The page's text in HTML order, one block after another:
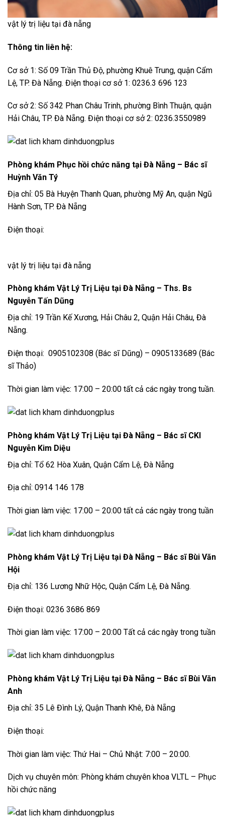
vật lý trị liệu tại đà nẵng
Thông tin liên hệ:
Cơ sở 1: Số 09 Trần Thủ Độ, phường Khuê Trung, quận Cẩm
Lệ, TP. Đà Nẵng. Điện thoại cơ sở 1: 0236.3 696 123
Cơ sở 2: Số 342 Phan Châu Trinh, phường Bình Thuận, quận
Hải Châu, TP. Đà Nẵng. Điện thoại cơ sở 2: 0236.3550989
Phòng khám Phục hồi chức năng tại Đà Nẵng – Bác sĩ
Huỳnh Văn Tý
Địa chỉ: 05 Bà Huyện Thanh Quan, phường Mỹ An, quận Ngũ
Hành Sơn, TP. Đà Nẵng
Điện thoại:
vật lý trị liệu tại đà nẵng
Phòng khám Vật Lý Trị Liệu tại Đà Nẵng – Ths. Bs
Nguyễn Tấn Dũng
Địa chỉ: 19 Trần Kế Xương, Hải Châu 2, Quận Hải Châu, Đà
Nẵng.
Điện thoại: 0905102308 (Bác sĩ Dũng) – 0905133689 (Bác
sĩ Thảo)
Thời gian làm việc: 17:00 – 20:00 tất cả các ngày trong tuần.
Phòng khám Vật Lý Trị Liệu tại Đà Nẵng – Bác sĩ CKI
Nguyễn Kim Diệu
Địa chỉ: Tổ 62 Hòa Xuân, Quận Cẩm Lệ, Đà Nẵng
Địa chỉ: 0914 146 178
Thời gian làm việc: 17:00 – 20:00 tất cả các ngày trong tuần
Phòng khám Vật Lý Trị Liệu tại Đà Nẵng – Bác sĩ Bùi Văn
Hội
Địa chỉ: 136 Lương Nhữ Hộc, Quận Cẩm Lệ, Đà Nẵng.
Điện thoại: 0236 3686 869
Thời gian làm việc: 17:00 – 20:00 Tất cả các ngày trong tuần
Phòng khám Vật Lý Trị Liệu tại Đà Nẵng – Bác sĩ Bùi Văn
Anh
Địa chỉ: 35 Lê Đình Lý, Quận Thanh Khê, Đà Nẵng
Điện thoại:
Thời gian làm việc: Thứ Hai – Chủ Nhật: 7:00 – 20:00.
Dịch vụ chuyên môn: Phòng khám chuyên khoa VLTL – Phục
hồi chức năng